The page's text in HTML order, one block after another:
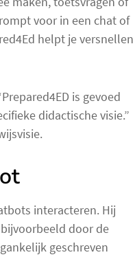
voor in een chat of
helpt je versnellen
is gevoed
didactische visie.”
interacteren. Hij
door de
geschreven